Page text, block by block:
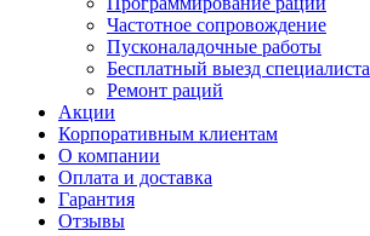
Частотное сопровождение
Пусконаладочные работы
Бесплатный выезд специалиста
Ремонт раций
Акции
Корпоративным клиентам
О компании
Оплата и доставка
Гарантия
Отзывы